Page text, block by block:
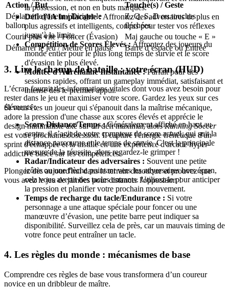
la possession, et non en buts marqués.
Défi d'IA Implacable :Affrontez des adversaires de plus en
plus agressifs et intelligents, conçus pour tester vos réflexes
jusqu'à la limite.
Compétition de Scores Élevés : Affrontez des joueurs du
monde entier pour le plus long temps de survie et le score
d'évasion le plus élevé.
Montée d'Adrénaline Instantanée :Parfait pour des
sessions rapides, offrant un gameplay immédiat, satisfaisant et
intense dès le premier appui.
Si vous êtes un joueur qui s'épanouit dans la maîtrise mécanique,
adore la pression d'une chasse aux scores élevés et apprécie le
design minimaliste axé sur un défi maximal, alorsRunning Soccer
est votre prochaine obsession. Il capture l'énergie frénétique d'un
sprint d'échappée et la distille en une expérience d'arcade hyper-
addictive basée sur les compétences.
Plongez dès aujourd'hui dans le terrain chaotique et prouvez que
vous avez le jeu de jambes pour distancer l'opposition !
Action / But
Touche(s) / Geste
Déplacer le joueur / Diriger le
ballon
Z, Q, S, D ou touches
fléchées
Courir plus vite / Foncer (Évasion)
Maj gauche ou touche « E »
Démarrer le jeu / Mettre en pause
Barre d’espace ou Entrée
3. Lire le champ de bataille : votre écran (HUD)
L’écran fournit des informations vitales dont vous avez besoin pour
rester dans le jeu et maximiser votre score. Gardez les yeux sur ces
éléments :
Score Distance/Temps :Généralement affiché en haut au
centre, il s’agit de votre compteur de score actuel, qui suit la
distance parcourue et le temps de survie. C’est la principale
mesure de la réussite, alors regardez-le grimper !
Radar/Indicateur des adversaires : Souvent une petite
icône ou une flèche pointant vers les adversaires hors écran,
cela vous avertit des tacles entrants. Utilisez-le pour anticiper
la pression et planifier votre prochain mouvement.
Temps de recharge du tacle/Endurance : Si votre
personnage a une attaque spéciale pour foncer ou une
manœuvre d’évasion, une petite barre peut indiquer sa
disponibilité. Surveillez cela de près, car un mauvais timing de
votre fonce peut entraîner un tacle.
4. Les règles du monde : mécanismes de base
Comprendre ces règles de base vous transformera d’un coureur
novice en un dribbleur de maître.